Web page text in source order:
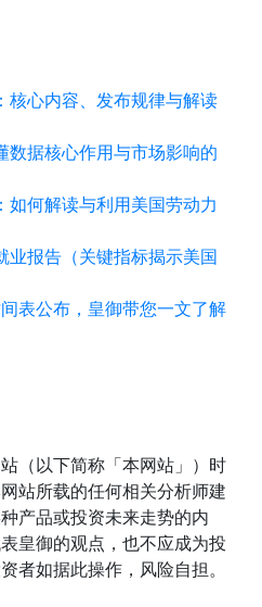
核心内容、发布规律与解读
数据核心作用与市场影响的
如何解读与利用美国劳动力
业报告（关键指标揭示美国
表公布，皇御带您一文了解
（以下简称「本网站」）时
站所载的任何相关分析师建
产品或投资未来走势的内
皇御的观点，也不应成为投
者如据此操作，风险自担。